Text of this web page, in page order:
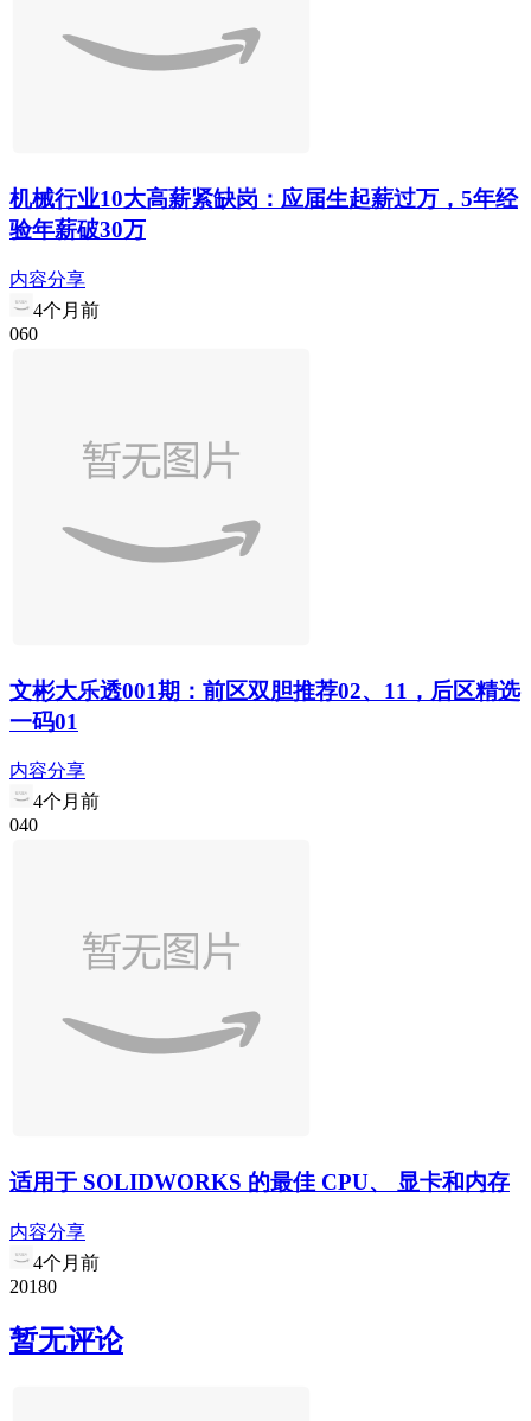
机械行业10大高薪紧缺岗：应届生起薪过万，5年经
验年薪破30万
内容分享
4个月前
060
文彬大乐透001期：前区双胆推荐02、11，后区精选
一码01
内容分享
4个月前
040
适用于 SOLIDWORKS 的最佳 CPU、 显卡和内存
内容分享
4个月前
20180
暂无评论